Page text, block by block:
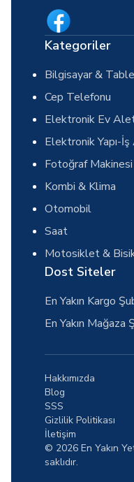
Kategoriler
Bilgisayar &
Cep Telefonu
Elektronik Ev
Elektronik Yapı-
Fotoğraf Makinesi
Kombi & Klima
Otomobil
Saat
Motosiklet &
Dost Siteler
En Yakın Kargo
En Yakın Mağaza
© 2026 En Yakın
saklıdır.
Hakkımızda
Blog
SSS
Gizlilik Politikası
İletişim